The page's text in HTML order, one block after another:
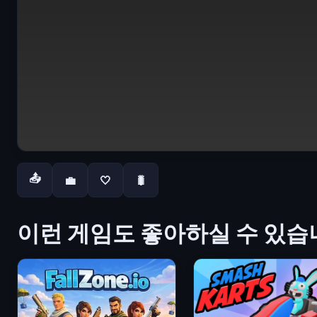
📤 💼 🤍 🐛
이런 게임도 좋아하실 수 있습